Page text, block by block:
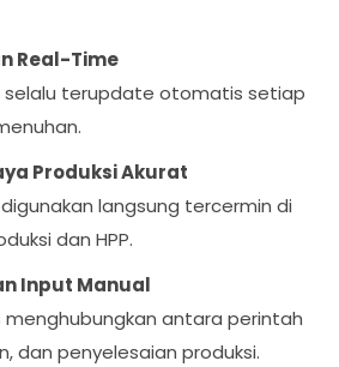
Real-Time
selalu terupdate otomatis setiap
Produksi Akurat
langsung tercermin di
dan HPP.
Input Manual
antara perintah
dan penyelesaian produksi.